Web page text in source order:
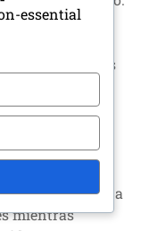
en su
aumentar
opciones
adecuada sin
agente de
o
a encontrar una
mientras
essential